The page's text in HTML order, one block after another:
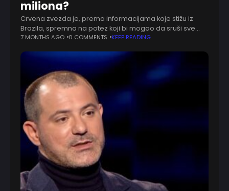
miliona?
Crvena zvezda je, prema informacijama koje stižu iz
Brazila, spremna na potez koji bi mogao da sruši sve
dosadašnje rekorde kluba. Beogradski crveno-beli
7 MONTHS AGO 0 COMMENTS KEEP READING